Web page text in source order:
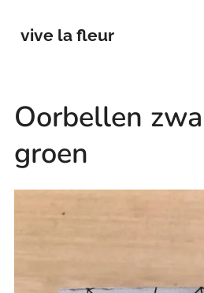
vive la fleur
Oorbellen
groen